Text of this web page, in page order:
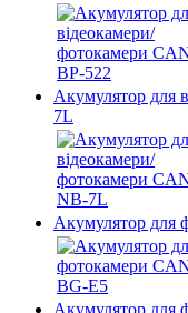
Акумулятор для
7L
Акумулятор для
Акумулятор для